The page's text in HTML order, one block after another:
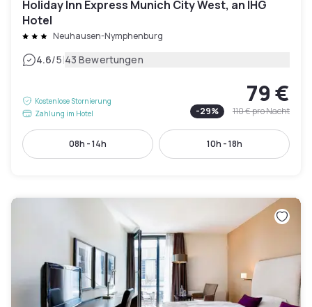
Holiday Inn Express Munich City West, an IHG
Hotel
Neuhausen-Nymphenburg
4.6/5|43 Bewertungen
Kostenlose Stornierung
Zahlung im Hotel
79 €
-29% 110 €pro Nacht
08h - 14h 10h - 18h